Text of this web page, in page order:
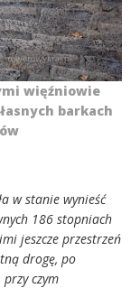
więźniowie
barkach
w stanie wynieść
186 stopniach
jeszcze przestrzeń
drogę, po
przy czym